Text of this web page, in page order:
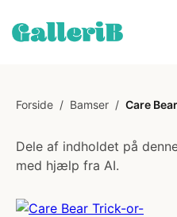
Forside / Bamser / Care
Dele af indholdet på
med hjælp fra AI.